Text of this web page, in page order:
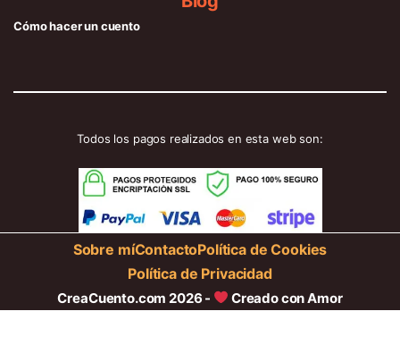
Cómo hacer un cuento
Todos los pagos realizados en esta web son:
Sobre míContactoPolítica de Cookies
Política de Privacidad
CreaCuento.com 2026 - Creado con Amor